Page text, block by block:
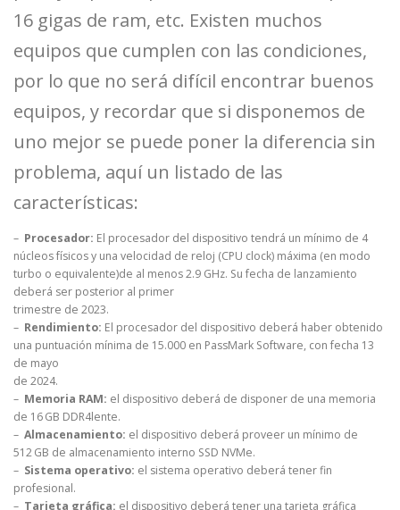
16 gigas de ram, etc. Existen muchos
equipos que cumplen con las condiciones,
por lo que no será difícil encontrar buenos
equipos, y recordar que si disponemos de
uno mejor se puede poner la diferencia sin
problema, aquí un listado de las
características:
– Procesador: El procesador del dispositivo tendrá un mínimo de 4
núcleos físicos y una velocidad de reloj (CPU clock) máxima (en modo
turbo o equivalente)de al menos 2.9 GHz. Su fecha de lanzamiento
deberá ser posterior al primer
trimestre de 2023.
– Rendimiento: El procesador del dispositivo deberá haber obtenido
una puntuación mínima de 15.000 en PassMark Software, con fecha 13
de mayo
de 2024.
– Memoria RAM: el dispositivo deberá de disponer de una memoria
de 16 GB DDR4lente.
– Almacenamiento: el dispositivo deberá proveer un mínimo de
512 GB de almacenamiento interno SSD NVMe.
– Sistema operativo: el sistema operativo deberá tener fin
profesional.
– Tarjeta gráfica: el dispositivo deberá tener una tarjeta gráfica